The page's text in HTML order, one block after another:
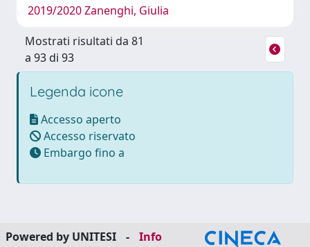
2019/2020 Zanenghi, Giulia
Mostrati risultati da 81
a 93 di 93
Legenda icone
Accesso aperto
Accesso riservato
Embargo fino a
Powered by UNITESI -
Info